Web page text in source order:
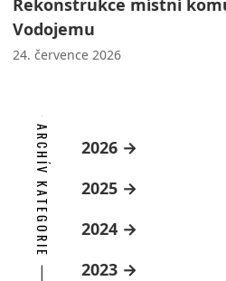
Vodojemu
24. července 2026
ARCHÍV KATEGORIE 2026
2025
2024
2023